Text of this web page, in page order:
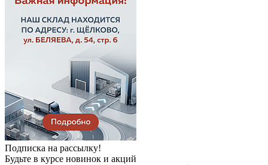
Подписка на рассылку!
Будьте в курсе новинок и акций